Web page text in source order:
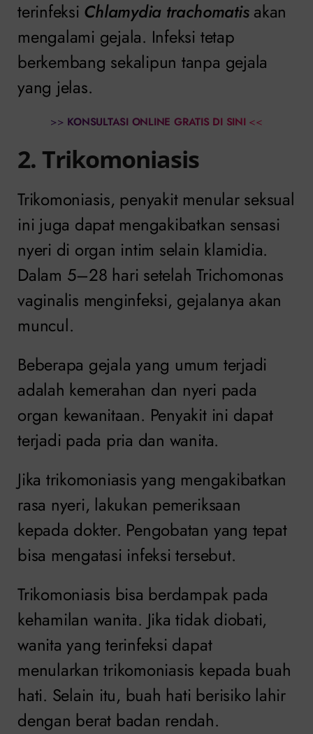
terinfeksi Chlamydia trachomatisakan
mengalami gejala. Infeksi tetap
berkembang sekalipun tanpa gejala
yang jelas.
>> KONSULTASI ONLINE GRATIS DI SINI <<
2. Trikomoniasis
Trikomoniasis, penyakit menular seksual
ini juga dapat mengakibatkan sensasi
nyeri di organ intim selain klamidia.
Dalam 5–28 hari setelah Trichomonas
vaginalis menginfeksi, gejalanya akan
muncul.
Beberapa gejala yang umum terjadi
adalah kemerahan dan nyeri pada
organ kewanitaan. Penyakit ini dapat
terjadi pada pria dan wanita.
Jika trikomoniasis yang mengakibatkan
rasa nyeri, lakukan pemeriksaan
kepada dokter. Pengobatan yang tepat
bisa mengatasi infeksi tersebut.
Trikomoniasis bisa berdampak pada
kehamilan wanita. Jika tidak diobati,
wanita yang terinfeksi dapat
menularkan trikomoniasis kepada buah
hati. Selain itu, buah hati berisiko lahir
dengan berat badan rendah.